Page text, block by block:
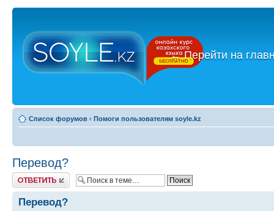
←Перейти на
Список форумов ‹ Помоги пользователям soyle.kz
Перевод?
Ответить
Перевод?